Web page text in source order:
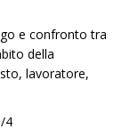
e confronto tra
della
lavoratore,
4